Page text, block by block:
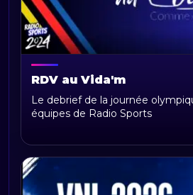
RDV au Vida'm
Le debrief de la journée
équipes de Radio Sports